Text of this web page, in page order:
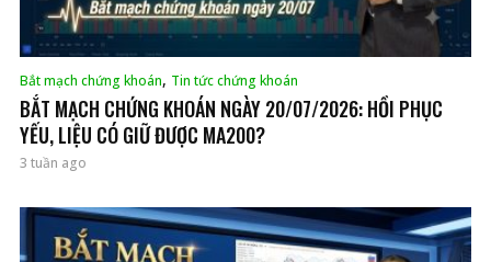
Bắt mạch chứng khoán, Tin tức chứng khoán
BẮT MẠCH CHỨNG KHOÁN NGÀY 20/07/2026: HỒI PHỤC
YẾU, LIỆU CÓ GIỮ ĐƯỢC MA200?
3 tuần ago